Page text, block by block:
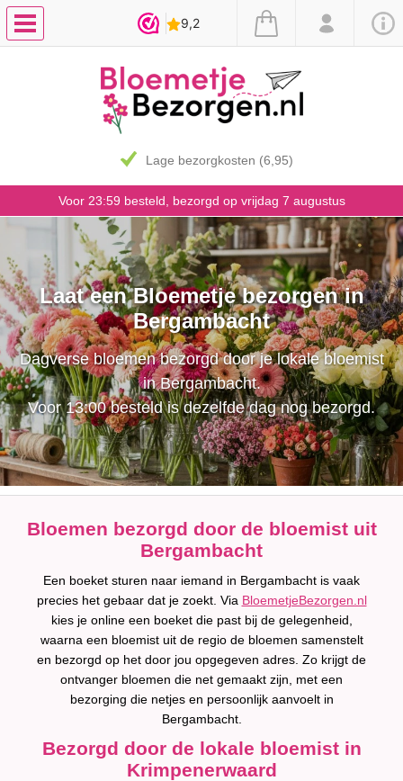
Lage bezorgkosten (6,95)
Voor 23:59 besteld, bezorgd op vrijdag 7 augustus
Laat een Bloemetje bezorgen in
Bergambacht
Dagverse bloemen bezorgd door je lokale bloemist
in Bergambacht.
Voor 13:00 besteld is dezelfde dag nog bezorgd.
Bloemen bezorgd door de bloemist uit
Bergambacht
Een boeket sturen naar iemand in Bergambacht is vaak
precies het gebaar dat je zoekt. Via BloemetjeBezorgen.nl
kies je online een boeket die past bij de gelegenheid,
waarna een bloemist uit de regio de bloemen samenstelt
en bezorgd op het door jou opgegeven adres. Zo krijgt de
ontvanger bloemen die net gemaakt zijn, met een
bezorging die netjes en persoonlijk aanvoelt in
Bergambacht.
Bezorgd door de lokale bloemist in
Krimpenerwaard